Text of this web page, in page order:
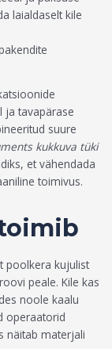
laialdaselt kile
ja tavapärase
suure
kukkuva tüki
et vähendada
toimivus.
poolkera kujulist
peale. Kile kas
noole kaalu
operaatorid
näitab materjali